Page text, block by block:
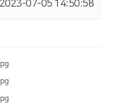
2023-07-05 14:50:58